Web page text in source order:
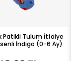
Patikli Tulum İtfaiye
İndigo (0-6 Ay)